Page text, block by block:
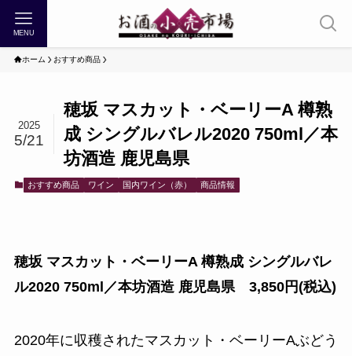
MENU
ホーム おすすめ商品
穂坂 マスカット・ベーリーA 樽熟
成 シングルバレル2020 750ml／本
坊酒造 鹿児島県
2025
5/21
おすすめ商品 ワイン 国内ワイン（赤） 商品情報
穂坂 マスカット・ベーリーA 樽熟成 シングルバレ
ル2020 750ml／本坊酒造 鹿児島県 3,850円(税込)
2020年に収穫されたマスカット・ベーリーAぶどう